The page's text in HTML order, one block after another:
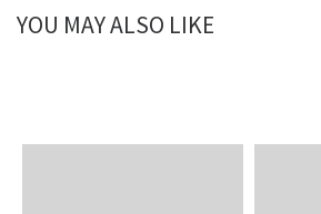
YOU MAY ALSO LIKE